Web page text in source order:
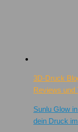
3D-Druck
Reviews und
Sunlu Glow
dein Druck